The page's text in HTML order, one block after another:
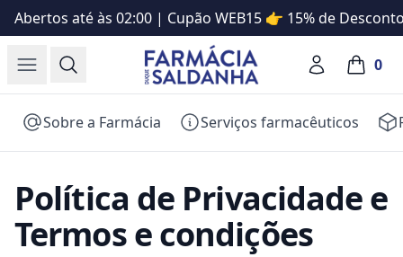
Abertos até às 02:00 | Cupão WEB15 👉 15% de
Open menu
Search
Farmácia Saldanha
Account 0
items
Sobre a Farmácia Serviços farmacêuticos
Política de Privacidade e
Termos e condições